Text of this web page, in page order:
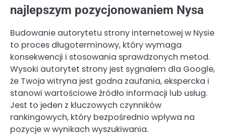
najlepszym pozycjonowaniem Nysa
Budowanie autorytetu strony internetowej w Nysie
to proces długoterminowy, który wymaga
konsekwencji i stosowania sprawdzonych metod.
Wysoki autorytet strony jest sygnałem dla Google,
że Twoja witryna jest godna zaufania, ekspercka i
stanowi wartościowe źródło informacji lub usług.
Jest to jeden z kluczowych czynników
rankingowych, który bezpośrednio wpływa na
pozycje w wynikach wyszukiwania.